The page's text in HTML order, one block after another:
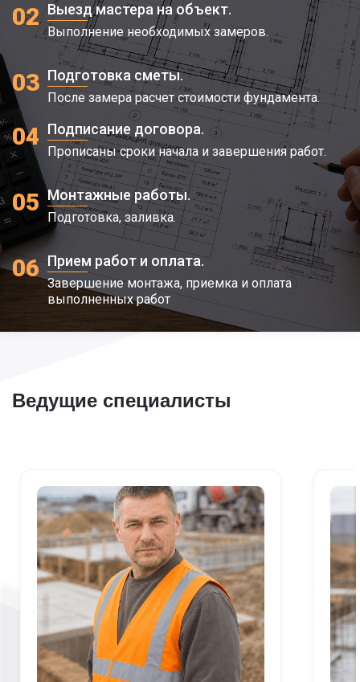
02 Выезд мастера на объект.
Выполнение необходимых замеров.
03 Подготовка сметы.
После замера расчет стоимости фундамента.
04 Подписание договора.
Прописаны сроки начала и завершения работ.
05 Монтажные работы.
Подготовка, заливка.
06 Прием работ и оплата.
Завершение монтажа, приемка и оплата
выполненных работ
Ведущие специалисты